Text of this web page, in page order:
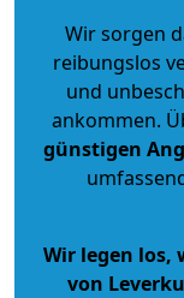
Wir sorgen
reibungslos
und
ankommen.
günstigen
Wir legen los,
von